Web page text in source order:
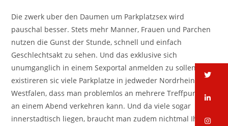
Die zwerk uber den Daumen um Parkplatzsex wird
pauschal besser. Stets mehr Manner, Frauen und Parchen
nutzen die Gunst der Stunde, schnell und einfach
Geschlechtsakt zu sehen. Und das exklusive sich
unumganglich in einem Sexportal anmelden zu sollen. Es
existireren sic viele Parkplatze in jedweder Nordrhein-
Westfalen, dass man problemlos an mehrere Treffpunkte
an einem Abend verkehren kann. Und da viele sogar
innerstadtisch liegen, braucht man zudem nichtmal Ihr